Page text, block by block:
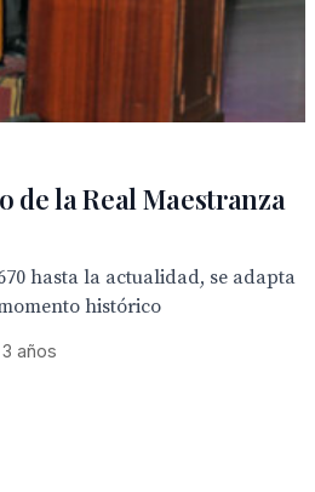
de la Real Maestranza
hasta la actualidad, se adapta
histórico
años